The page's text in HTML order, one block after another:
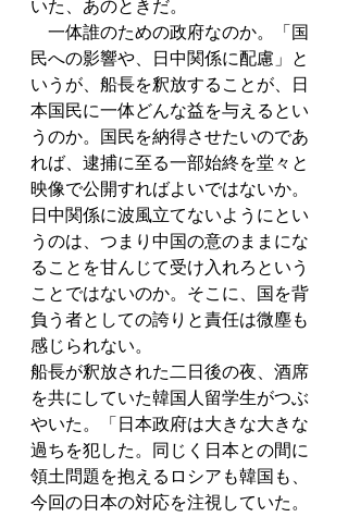
いた、あのときだ。
一体誰のための政府なのか。「国
民への影響や、日中関係に配慮」と
いうが、船長を釈放することが、日
本国民に一体どんな益を与えるとい
うのか。国民を納得させたいのであ
れば、逮捕に至る一部始終を堂々と
映像で公開すればよいではないか。
日中関係に波風立てないようにとい
うのは、つまり中国の意のままにな
ることを甘んじて受け入れろという
ことではないのか。そこに、国を背
負う者としての誇りと責任は微塵も
感じられない。
船長が釈放された二日後の夜、酒席
を共にしていた韓国人留学生がつぶ
やいた。「日本政府は大きな大きな
過ちを犯した。同じく日本との間に
領土問題を抱えるロシアも韓国も、
今回の日本の対応を注視していた。